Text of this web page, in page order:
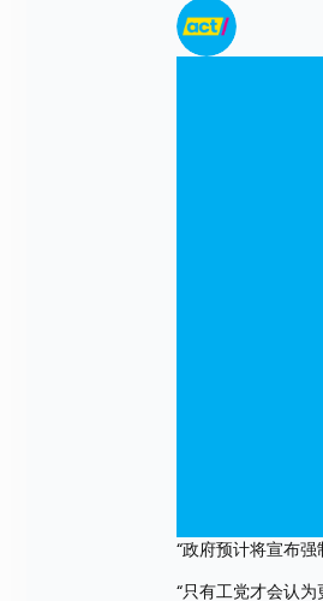
“政府预计将宣布
“只有工党才会认